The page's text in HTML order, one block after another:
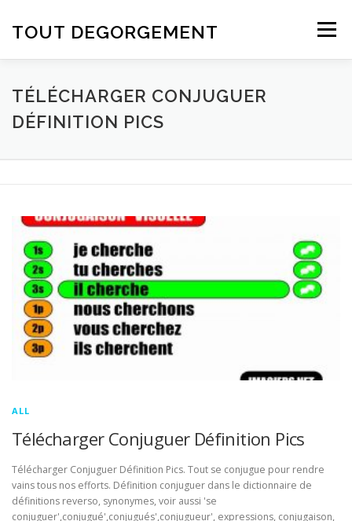
TOUT DEGORGEMENT Menu
TÉLÉCHARGER CONJUGUER
DÉFINITION PICS
ALL
Télécharger Conjuguer Définition Pics
Télécharger Conjuguer Définition Pics. Tout se conjugue pour rendre
vains tous nos efforts. Définition conjuguer dans le dictionnaire de
définitions reverso, synonymes, voir aussi 'se
conjuguer',conjugué',conjugués',conjugueur', expressions, conjugaison,